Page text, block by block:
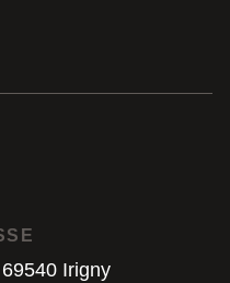
Irigny